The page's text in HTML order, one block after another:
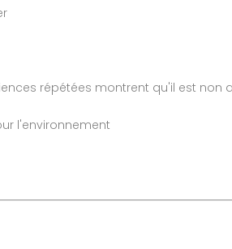
répétées montrent qu'il est non
l'environnement